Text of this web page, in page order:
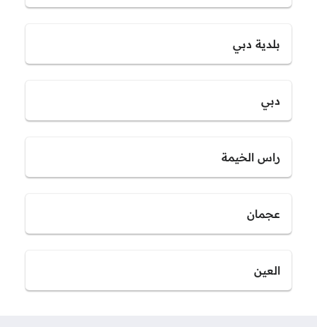
بلدية دبي
دبي
راس الخيمة
عجمان
العين